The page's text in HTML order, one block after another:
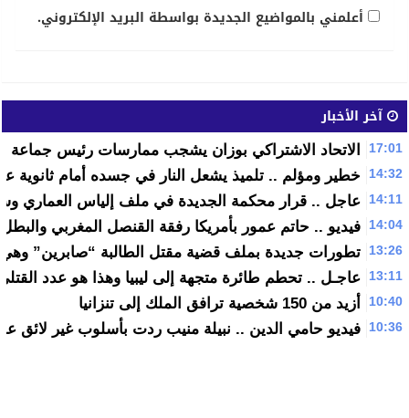
أعلمني بالمواضيع الجديدة بواسطة البريد الإلكتروني.
آخر الأخبار
17:01 الاتحاد الاشتراكي بوزان يشجب ممارسات رئيس جماعة
14:32 خطير ومؤلم .. تلميذ يشعل النار في جسده أمام ثانوية
14:11 عاجل .. قرار محكمة الجديدة في ملف إلياس العماري
14:04 فيديو .. حاتم عمور بأمريكا رفقة القنصل المغربي
13:26 تطورات جديدة بملف قضية مقتل الطالبة “صابرين” وهي
13:11 عاجـل .. تحطم طائرة متجهة إلى ليبيا وهذا هو عدد
10:40 أزيد من 150 شخصية ترافق الملك إلى تنزانيا
10:36 فيديو حامي الدين .. نبيلة منيب ردت بأسلوب غير لائق